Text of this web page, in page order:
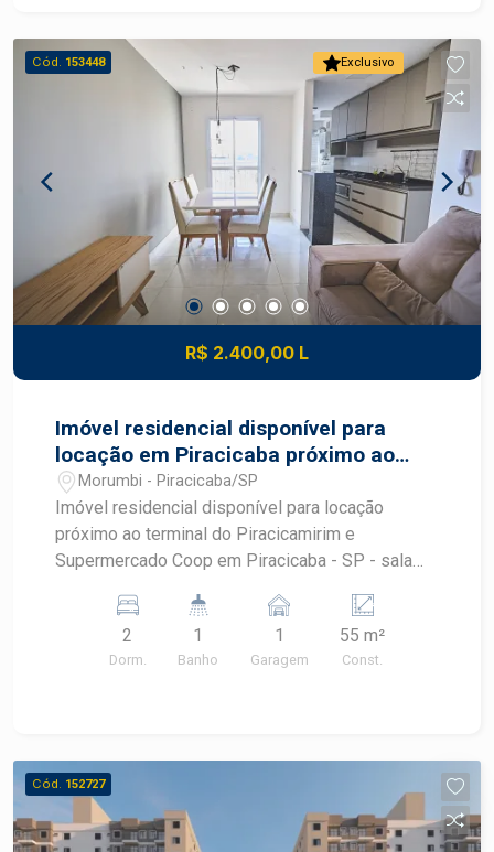
Exclusivo
Cód. 153448
R$ 2.400,00 L
Imóvel residencial disponível para
locação em Piracicaba próximo ao
CoopMorumbi - Piracicaba/SP
Imóvel residencial disponível para locação
próximo ao terminal do Piracicamirim e
Supermercado Coop em Piracicaba - SP - sala
ventilador de teto - cozinha planejada com
armário, forno, cooktop e suggar. - área de
serviço - 02 dormitórios sendo 1 com guarda
horas, quadra poliesportiva, piscina
adulto/infantil, área gourmet, academia e salão de
festas. Agende sua visita!
2
Dorm.
1
Banho
1
Garagem
55 m²
Const.
Cód. 152727